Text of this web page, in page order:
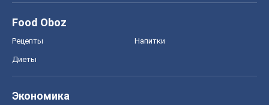
Food Oboz
Рецепты Напитки
Диеты
Экономика